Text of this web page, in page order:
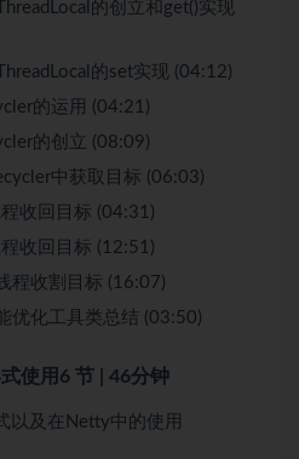
的创立和get()实现
的set实现 (04:12)
的运用 (04:21)
的创立 (08:09)
中获取目标 (06:03)
收回目标 (04:31)
收回目标 (12:51)
程收割目标 (16:07)
优化工具类总结 (03:50)
使用 6 节 | 46分钟
以及在Netty中的使用